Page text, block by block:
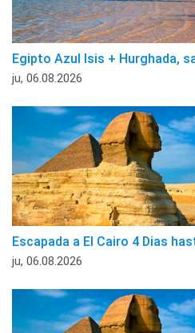
Egipto Azul Isis + Hurghada,
ju, 06.08.2026
Escapada a El Cairo 4 Dias
ju, 06.08.2026